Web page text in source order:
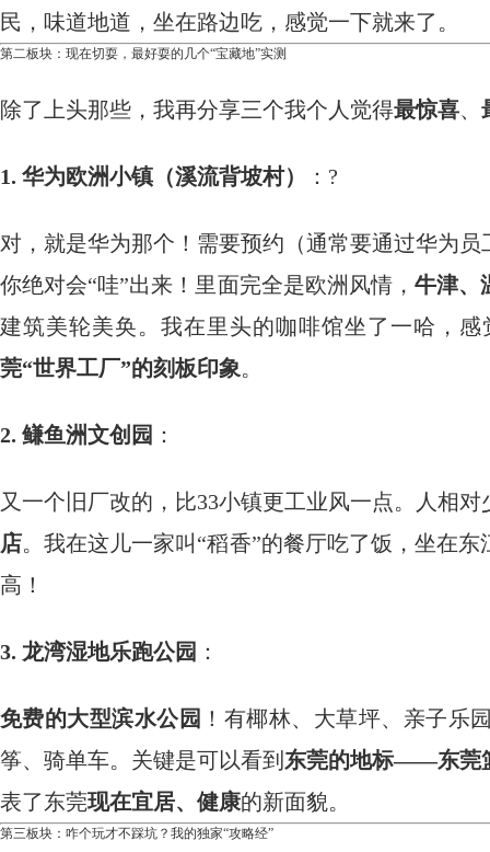
民，味道地道，坐在路边吃，感觉一下就来了。
第二板块：现在切耍，最好耍的几个“宝藏地”实测
除了上头那些，我再分享三个我个人觉得最惊喜、
1. 华为欧洲小镇（溪流背坡村） ：?
对，就是华为那个！需要预约（通常要通过华为
你绝对会“哇”出来！里面完全是欧洲风情， 牛津、
建筑美轮美奂。我在里头的咖啡馆坐了一哈，
莞“世界工厂”的刻板印象。
2. 鳒鱼洲文创园 ：
又一个旧厂改的，比33小镇更工业风一点。人相
店。我在这儿一家叫“稻香”的餐厅吃了饭，坐在
高！
3. 龙湾湿地乐跑公园 ：
免费的大型滨水公园 ！有椰林、大草坪、亲子乐
筝、骑单车。关键是可以看到 东莞的地标——东莞
表了东莞现在宜居、健康的新面貌。
第三板块：咋个玩才不踩坑？我的独家“攻略经”